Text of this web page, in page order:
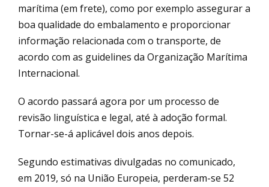
marítima (em frete), como por exemplo assegurar a
boa qualidade do embalamento e proporcionar
informação relacionada com o transporte, de
acordo com as guidelines da Organização Marítima
Internacional.
O acordo passará agora por um processo de
revisão linguística e legal, até à adoção formal.
Tornar-se-á aplicável dois anos depois.
Segundo estimativas divulgadas no comunicado,
em 2019, só na União Europeia, perderam-se 52